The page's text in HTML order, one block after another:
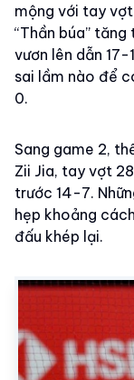
mộng với tay vợt
“Thần búa”
vươn lên dẫn 17-
sai lầm nào để
0.
Sang game 2,
Zii Jia, tay vợt
trước 14-7.
hẹp khoảng
đấu khép lại.